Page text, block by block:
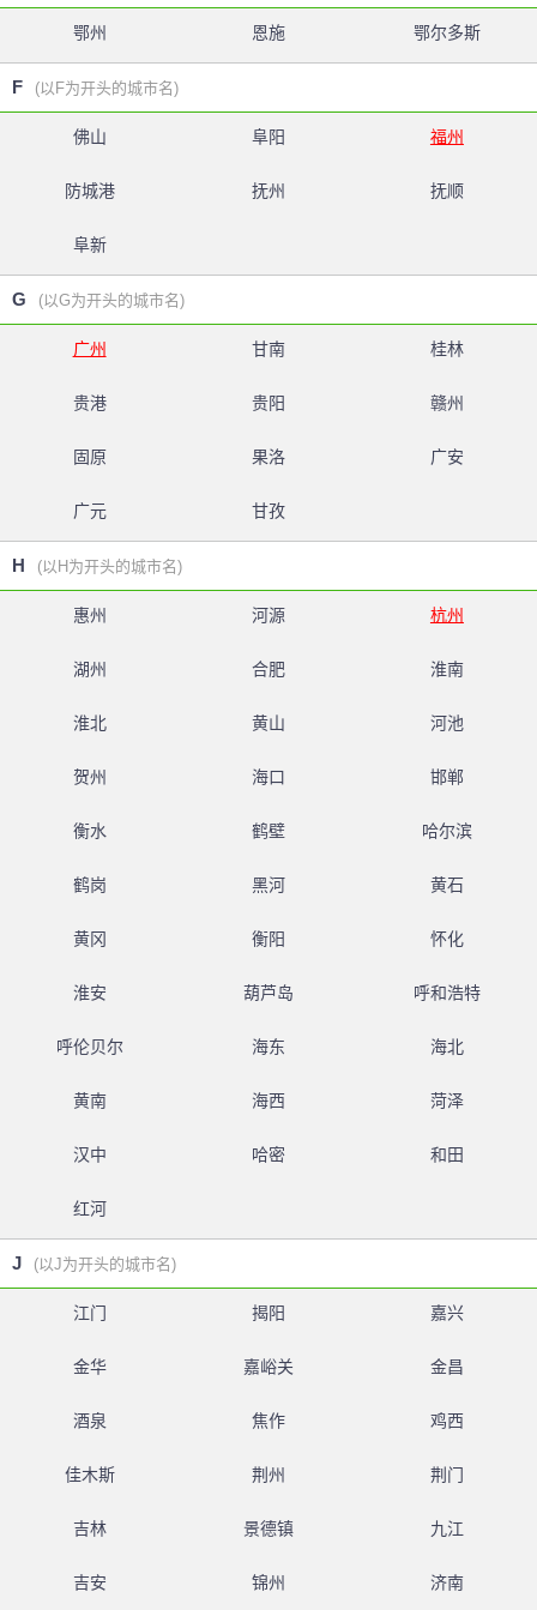
鄂州 恩施 鄂尔多斯
F (以F为开头的城市名)
佛山 阜阳 福州
防城港 抚州 抚顺
阜新
G (以G为开头的城市名)
广州 甘南 桂林
贵港 贵阳 赣州
固原 果洛 广安
广元 甘孜
H (以H为开头的城市名)
惠州 河源 杭州
湖州 合肥 淮南
淮北 黄山 河池
贺州 海口 邯郸
衡水 鹤壁 哈尔滨
鹤岗 黑河 黄石
黄冈 衡阳 怀化
淮安 葫芦岛 呼和浩特
呼伦贝尔 海东 海北
黄南 海西 菏泽
汉中 哈密 和田
红河
J (以J为开头的城市名)
江门 揭阳 嘉兴
金华 嘉峪关 金昌
酒泉 焦作 鸡西
佳木斯 荆州 荆门
吉林 景德镇 九江
吉安 锦州 济南